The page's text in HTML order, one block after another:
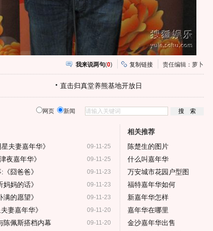
我来说两句(0) 复制链接 责任编辑：萝卜
直击归真堂养熊基地开放日
网页 新闻
09-11-25
夫妻嘉年华》
09-11-25
夜嘉年华》
09-11-23
囧爸爸》
09-11-23
妈的话》
09-11-23
的愿望》
09-11-20
妻嘉年华》
09-11-20
陈佩斯搭档内幕
相关推荐
陈楚生的图片
什么叫嘉年华
万安城市花园户型图
福特嘉年华如何
新嘉年华怎样
嘉年华在哪里
金沙嘉年华出售